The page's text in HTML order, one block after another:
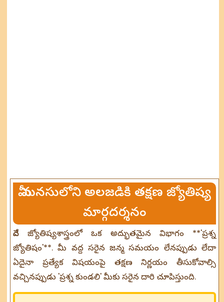
మీ మనసులోని అలజడికి తక్షణ జ్యోతిష్య
మార్గదర్శనం
వేద జ్యోతిష్యశాస్త్రంలో ఒక అద్భుతమైన విభాగం **'ప్రశ్న
జ్యోతిషం'**. మీ వద్ద సరైన జన్మ సమయం లేనప్పుడు లేదా
ఏదైనా ప్రత్యేక విషయంపై తక్షణ నిర్ణయం తీసుకోవాల్సి
వచ్చినప్పుడు 'ప్రశ్న కుండలి' మీకు సరైన దారి చూపిస్తుంది.